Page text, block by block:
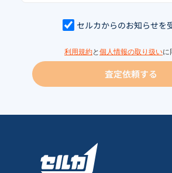
セルカからのお知らせを
利用規約と 個人情報の取り扱いに
査定依頼する